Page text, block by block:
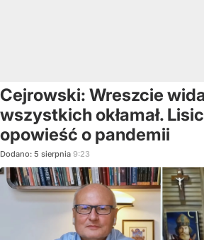
Cejrowski: Wreszcie
wszystkich okłamał.
opowieść o pandemii
Dodano: 5 sierpnia 9:23